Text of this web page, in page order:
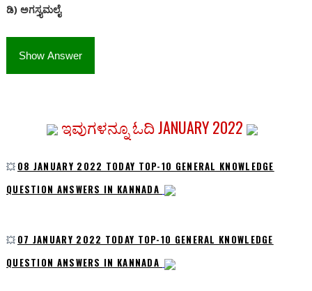
ಡಿ) ಅಗಸ್ತ್ಯಮಲೈ
Show Answer
ಇವುಗಳನ್ನೂ ಓದಿ JANUARY 2022
💥 08 JANUARY 2022 TODAY TOP-10 GENERAL KNOWLEDGE
QUESTION ANSWERS IN KANNADA
💥 07 JANUARY 2022 TODAY TOP-10 GENERAL KNOWLEDGE
QUESTION ANSWERS IN KANNADA